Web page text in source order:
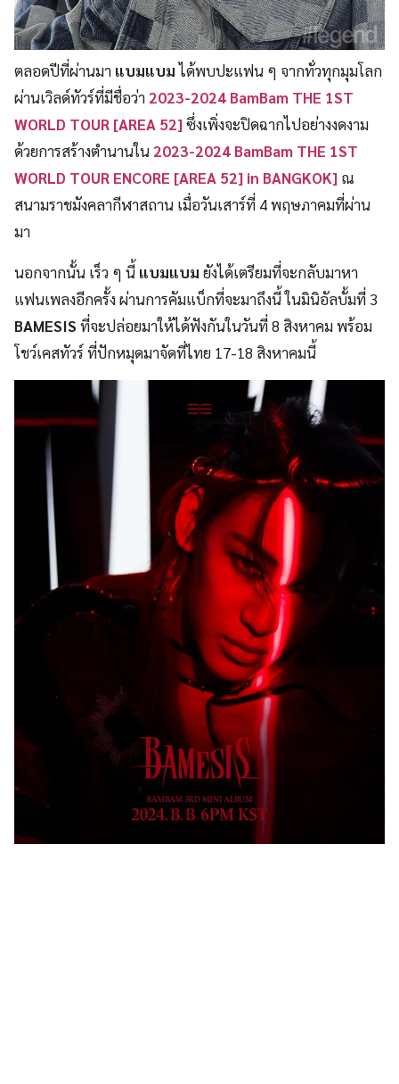
ตลอดปีที่ผ่านมา แบมแบมได้พบปะแฟน ๆ จากทั่วทุกมุมโลก
ผ่านเวิลด์ทัวร์ที่มีชื่อว่า 2023-2024 BamBam THE 1ST
WORLD TOUR [AREA 52]ซึ่งเพิ่งจะปิดฉากไปอย่างงดงาม
ด้วยการสร้างตำนานใน 2023-2024 BamBam THE 1ST
WORLD TOUR ENCORE [AREA 52] in BANGKOK] ณ
สนามราชมังคลากีฬาสถาน เมื่อวันเสาร์ที่ 4 พฤษภาคมที่ผ่าน
มา
นอกจากนั้น เร็ว ๆ นี้ แบมแบม ยังได้เตรียมที่จะกลับมาหา
แฟนเพลงอีกครั้ง ผ่านการคัมแบ็กที่จะมาถึงนี้ ในมินิอัลบั้มที่ 3
BAMESIS ที่จะปล่อยมาให้ได้ฟังกันในวันที่ 8 สิงหาคม พร้อม
โชว์เคสทัวร์ ที่ปักหมุดมาจัดที่ไทย 17-18 สิงหาคมนี้